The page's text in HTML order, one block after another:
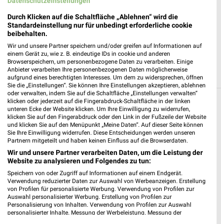
Apollo Meißen
Niederauer Straße 43
01662 Meißen
Heute 09:00 - 16:00 Uhr | Geöffnet
150,51 km
Filialen zum Thema Optiker & Hörakustik in
Dahlen
Hier findest Du Öffnungszeiten und Filialen der Kategorie
Optiker & Hörakustik in Dahlen und Umgebung. Blättere in den
Prospekten von z.B. Apollo und vielen mehr.
Aktuelle Prospekte für Dahlen und Umgebung
15 Prospekte
Lidl Lidl
Durch Klicken auf die Schaltfläche „Ablehnen“ wird die
Standardeinstellung nur für unbedingt erforderliche cookie
beibehalten.
Wir und unsere Partner speichern und/oder greifen auf Informationen auf
einem Gerät zu, wie z. B. eindeutige IDs in cookie und anderen
Browserspeichern, um personenbezogene Daten zu verarbeiten. Einige
Anbieter verarbeiten Ihre personenbezogenen Daten möglicherweise
aufgrund eines berechtigten Interesses. Um dem zu widersprechen, öffnen
Sie die „Einstellungen“. Sie können Ihre Einstellungen akzeptieren, ablehnen
oder verwalten, indem Sie auf die Schaltfläche „Einstellungen verwalten“
klicken oder jederzeit auf die Fingerabdruck-Schaltfläche in der linken
unteren Ecke der Website klicken. Um Ihre Einwilligung zu widerrufen,
klicken Sie auf den Fingerabdruck oder den Link in der Fußzeile der Website
und klicken Sie auf den Menüpunkt „Meine Daten“. Auf dieser Seite können
Sie Ihre Einwilligung widerrufen. Diese Entscheidungen werden unseren
Partnern mitgeteilt und haben keinen Einfluss auf die Browserdaten.
Wir und unsere Partner verarbeiten Daten, um die Leistung der
Website zu analysieren und Folgendes zu tun:
Speichern von oder Zugriff auf Informationen auf einem Endgerät.
Verwendung reduzierter Daten zur Auswahl von Werbeanzeigen. Erstellung
von Profilen für personalisierte Werbung. Verwendung von Profilen zur
Auswahl personalisierter Werbung. Erstellung von Profilen zur
Personalisierung von Inhalten. Verwendung von Profilen zur Auswahl
personalisierter Inhalte. Messung der Werbeleistung. Messung der